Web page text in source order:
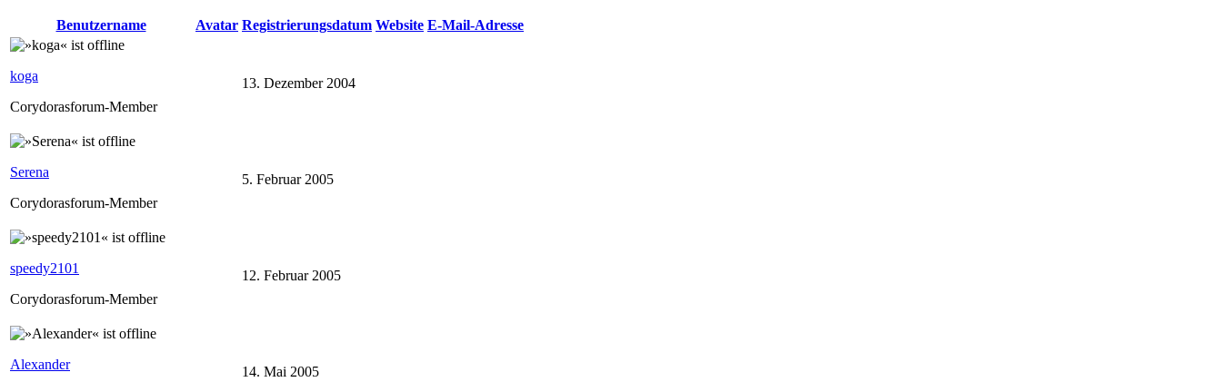
Benutzername Avatar Registrierungsdatum Website E-Mail-Adresse
koga
Corydorasforum-Member
13. Dezember 2004
Serena
Corydorasforum-Member
5. Februar 2005
speedy2101
Corydorasforum-Member
12. Februar 2005
Alexander
14. Mai 2005